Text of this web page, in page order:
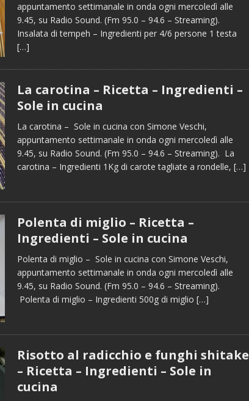
appuntamento settimanale in onda ogni mercoledì alle
9.45, su Radio Sound. (Fm 95.0 – 94.6 – Streaming).
Insalata di tempeh – Ingredienti per 4/6 persone 1 testa
[…]
La carotina – Ricetta – Ingredienti –
Sole in cucina
La carotina – Sole in cucina con Simone Veschi,
appuntamento settimanale in onda ogni mercoledì alle
9.45, su Radio Sound. (Fm 95.0 – 94.6 – Streaming). La
carotina – Ingredienti 1Kg di carote tagliate a rondelle, […]
Polenta di miglio – Ricetta –
Ingredienti – Sole in cucina
Polenta di miglio – Sole in cucina con Simone Veschi,
appuntamento settimanale in onda ogni mercoledì alle
9.45, su Radio Sound. (Fm 95.0 – 94.6 – Streaming).
Polenta di miglio – Ingredienti 500g di miglio […]
Risotto al radicchio e funghi shitake
– Ricetta – Ingredienti – Sole in
cucina